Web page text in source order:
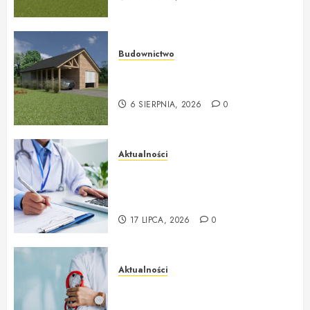
Budownictwo
6 SIERPNIA, 2026 0
Aktualności
17 LIPCA, 2026 0
Aktualności